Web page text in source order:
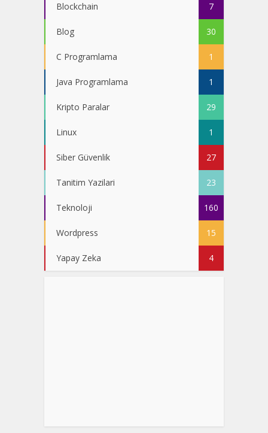
Blockchain 7
Blog 30
C Programlama 1
Java Programlama 1
Kripto Paralar 29
Linux 1
Siber Güvenlik 27
Tanitim Yazilari 23
Teknoloji 160
Wordpress 15
Yapay Zeka 4